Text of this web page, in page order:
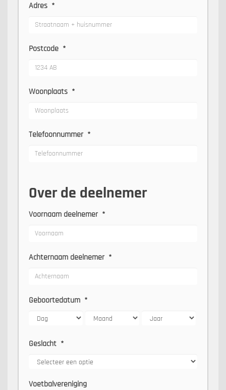
Adres *
Postcode *
Woonplaats *
Telefoonnummer *
Over de deelnemer
Voornaam deelnemer *
Achternaam deelnemer *
Geboortedatum *
Geslacht *
Voetbalvereniging